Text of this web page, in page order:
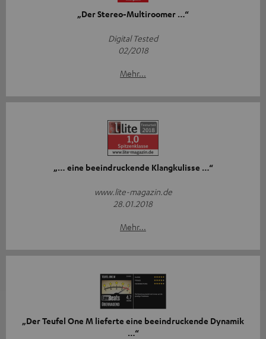
„Der Stereo-Multiroomer …“
Digital Tested
02/2018
Mehr...
„… eine beeindruckende Klangkulisse …“
www.lite-magazin.de
28.01.2018
Mehr...
„Der Teufel One M lieferte eine beeindruckende Dynamik
…“